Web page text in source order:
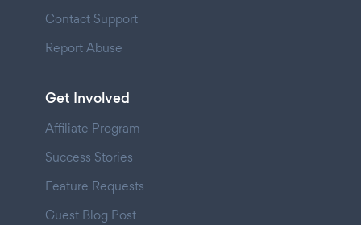
Contact Support
Report Abuse
Get Involved
Affiliate Program
Success Stories
Feature Requests
Guest Blog Post